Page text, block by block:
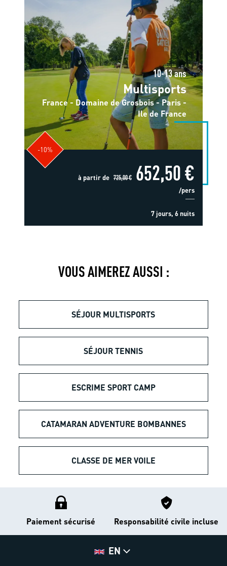
10-13 ans
Multisports
France - Domaine de Grosbois - Paris -
Ile de France
-10%
à partir de 725,00 € 652,50 €
/pers
7 jours, 6 nuits
VOUS AIMEREZ AUSSI :
SÉJOUR MULTISPORTS
SÉJOUR TENNIS
ESCRIME SPORT CAMP
CATAMARAN ADVENTURE BOMBANNES
CLASSE DE MER VOILE
Paiement sécurisé Responsabilité civile incluse
EN